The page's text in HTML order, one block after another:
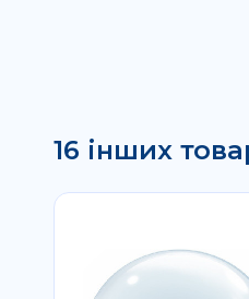
16 інших